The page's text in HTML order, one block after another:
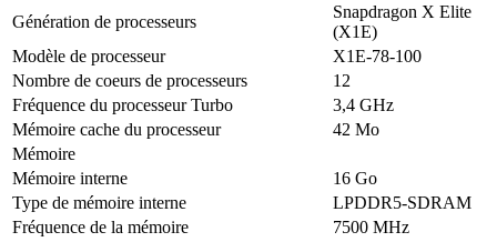
Génération de processeurs
Snapdragon X Elite
(X1E)
Modèle de processeur
X1E-78-100
Nombre de coeurs de processeurs
12
Fréquence du processeur Turbo
3,4 GHz
Mémoire cache du processeur
42 Mo
Mémoire
Mémoire interne
16 Go
Type de mémoire interne
LPDDR5-SDRAM
Fréquence de la mémoire
7500 MHz